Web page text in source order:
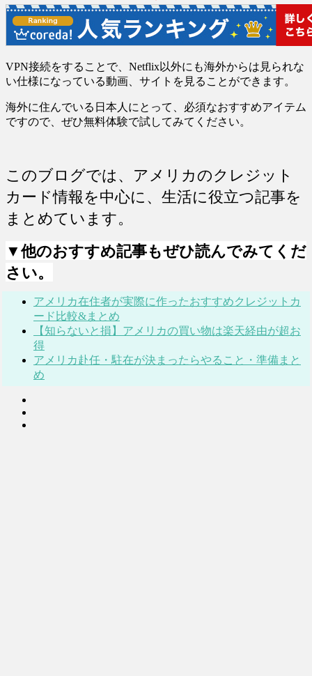
VPN接続をすることで、Netflix以外にも海外からは見られな
い仕様になっている動画、サイトを見ることができます。
海外に住んでいる日本人にとって、必須なおすすめアイテム
ですので、ぜひ無料体験で試してみてください。
このブログでは、アメリカのクレジット
カード情報を中心に、生活に役立つ記事を
まとめています。
▼他のおすすめ記事もぜひ読んでみてくだ
さい。
アメリカ在住者が実際に作ったおすすめクレジットカ
ード比較&まとめ
【知らないと損】アメリカの買い物は楽天経由が超お
得
アメリカ赴任・駐在が決まったらやること・準備まと
め